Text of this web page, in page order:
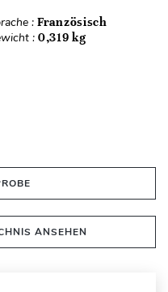
: Französisch
: 0,319 kg
ANSEHEN